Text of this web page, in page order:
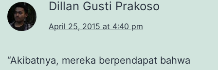
Dillan Gusti Prakoso
April 25, 2015 at 4:40 pm
“Akibatnya, mereka berpendapat bahwa